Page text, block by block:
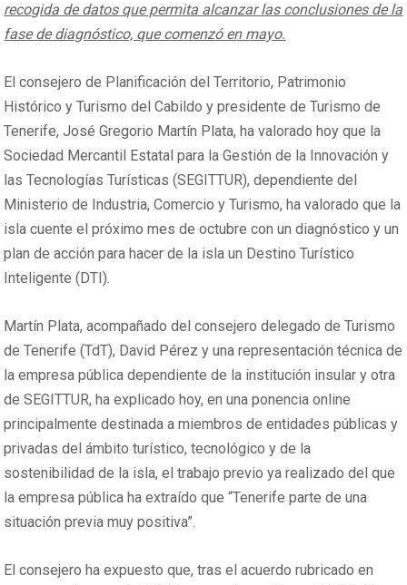
recogida de datos que permita alcanzar las conclusiones de la
fase de diagnóstico, que comenzó en mayo.
El consejero de Planificación del Territorio, Patrimonio
Histórico y Turismo del Cabildo y presidente de Turismo de
Tenerife, José Gregorio Martín Plata, ha valorado hoy que la
Sociedad Mercantil Estatal para la Gestión de la Innovación y
las Tecnologías Turísticas (SEGITTUR), dependiente del
Ministerio de Industria, Comercio y Turismo, ha valorado que la
isla cuente el próximo mes de octubre con un diagnóstico y un
plan de acción para hacer de la isla un Destino Turístico
Inteligente (DTI).
Martín Plata, acompañado del consejero delegado de Turismo
de Tenerife (TdT), David Pérez y una representación técnica de
la empresa pública dependiente de la institución insular y otra
de SEGITTUR, ha explicado hoy, en una ponencia online
principalmente destinada a miembros de entidades públicas y
privadas del ámbito turístico, tecnológico y de la
sostenibilidad de la isla, el trabajo previo ya realizado del que
la empresa pública ha extraído que “Tenerife parte de una
situación previa muy positiva”.
El consejero ha expuesto que, tras el acuerdo rubricado en